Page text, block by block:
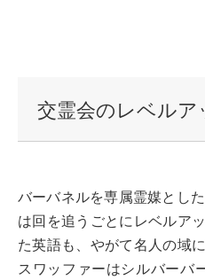
交霊会のレベルア
バーバネルを専属霊媒とし
は回を追うごとにレベルア
た英語も、やがて名人の域
スワッファーはシルバーバ